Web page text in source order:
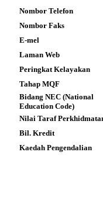
Nombor Telefon
Nombor Faks
E-mel
Laman Web
Peringkat Kelayakan
Tahap MQF
Bidang NEC (National
Education Code)
Nilai Taraf
Bil. Kredit
Kaedah Pengendalian